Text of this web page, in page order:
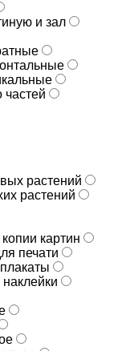
и зал
частей
растений
растений
картин
печати